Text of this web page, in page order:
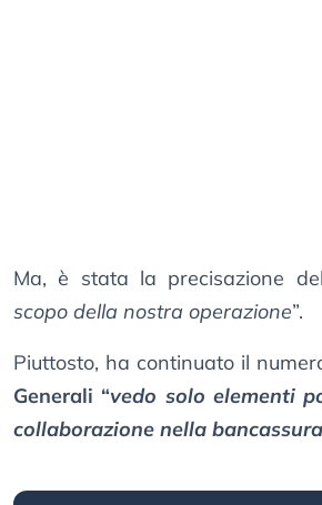
Ma, è stata la precisazione
scopo della nostra operazione”.
Piuttosto, ha continuato il
Generali “vedo solo elementi
collaborazione nella